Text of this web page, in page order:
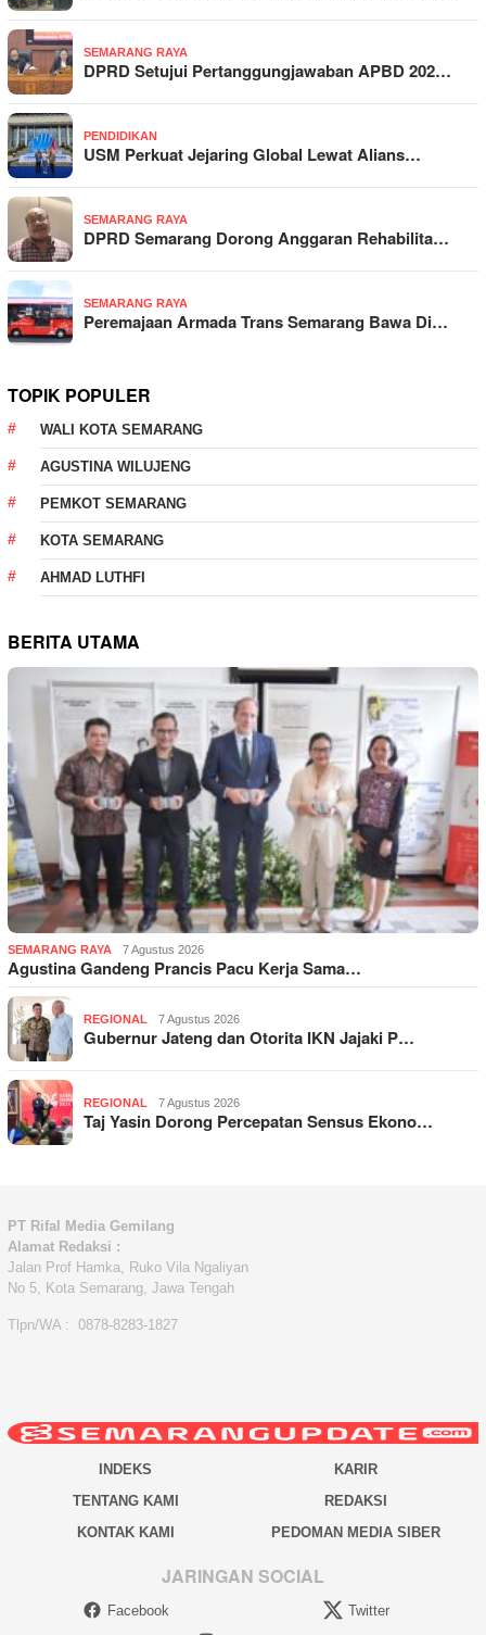
SEMARANG RAYA
DPRD Setujui Pertanggungjawaban APBD 202…
PENDIDIKAN
USM Perkuat Jejaring Global Lewat Alians…
SEMARANG RAYA
DPRD Semarang Dorong Anggaran Rehabilita…
SEMARANG RAYA
Peremajaan Armada Trans Semarang Bawa Di…
TOPIK POPULER
WALI KOTA SEMARANG
AGUSTINA WILUJENG
PEMKOT SEMARANG
KOTA SEMARANG
AHMAD LUTHFI
BERITA UTAMA
SEMARANG RAYA 7 Agustus 2026
Agustina Gandeng Prancis Pacu Kerja Sama…
REGIONAL 7 Agustus 2026
Gubernur Jateng dan Otorita IKN Jajaki P…
REGIONAL 7 Agustus 2026
Taj Yasin Dorong Percepatan Sensus Ekono…
PT Rifal Media Gemilang
Alamat Redaksi :
Jalan Prof Hamka, Ruko Vila Ngaliyan
No 5, Kota Semarang, Jawa Tengah
Tlpn/WA : 0878-8283-1827
INDEKS
KARIR
TENTANG KAMI
REDAKSI
KONTAK KAMI
PEDOMAN MEDIA SIBER
JARINGAN SOCIAL
Facebook Twitter